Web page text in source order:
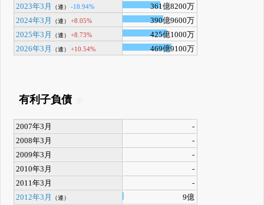
2023年3月 （連） -18.94%
361億8200万
2024年3月
（連） +8.05%
390億9600万
2025年3月
（連） +8.73%
425億1000万
2026年3月
（連） +10.54% 469億9100万
有利子負債
2007年3月
-
2008年3月
-
2009年3月
-
2010年3月
-
2011年3月
-
2012年3月
（連）
9億